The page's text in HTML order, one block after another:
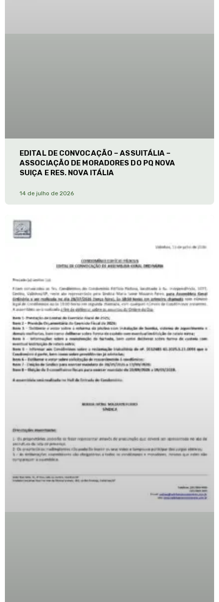
EDITAL DE CONVOCAÇÃO – ASSUITÁLIA –
ASSOCIAÇÃO DE MORADORES DO PQ NOVA
SUIÇA E RES. NOVA ITÁLIA
14 de julho de 2026